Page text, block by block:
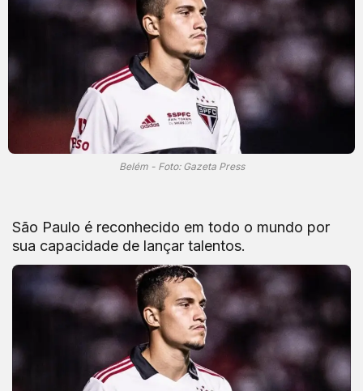
Belém - Foto: Gazeta Press
São Paulo é reconhecido em todo o mundo por
sua capacidade de lançar talentos.